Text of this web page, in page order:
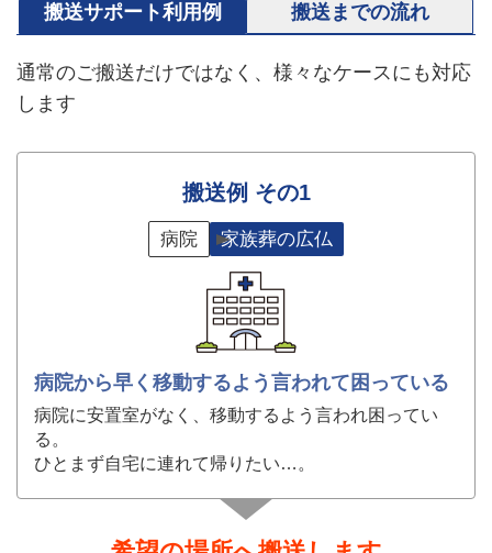
搬送サポート利用例 搬送までの流れ
通常のご搬送だけではなく、様々なケースにも対応
します
搬送例 その1
病院 家族葬の広仏
病院から早く移動するよう言われて困っている
病院に安置室がなく、移動するよう言われ困ってい
る。
ひとまず自宅に連れて帰りたい…。